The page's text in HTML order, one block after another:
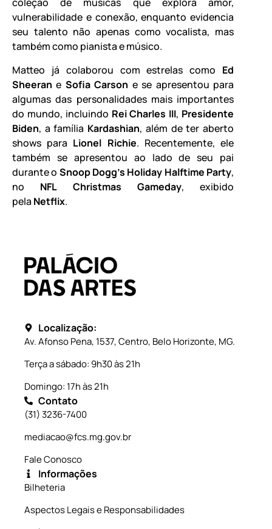
coleção de músicas que explora amor,
vulnerabilidade e conexão, enquanto evidencia
seu talento não apenas como vocalista, mas
também como pianista e músico.
Matteo já colaborou com estrelas como Ed
Sheeran e Sofia Carson e se apresentou para
algumas das personalidades mais importantes
do mundo, incluindo Rei Charles III, Presidente
Biden, a família Kardashian, além de ter aberto
shows para Lionel Richie. Recentemente, ele
também se apresentou ao lado de seu pai
durante o Snoop Dogg’s Holiday Halftime Party,
no NFL Christmas Gameday, exibido
pela Netflix.
Localização:
Av. Afonso Pena, 1537, Centro, Belo Horizonte, MG.
Terça a sábado: 9h30 às 21h
Domingo: 17h às 21h
Contato
(31) 3236-7400
mediacao@fcs.mg.gov.br
Fale Conosco
Informações
Bilheteria
Aspectos Legais e Responsabilidades